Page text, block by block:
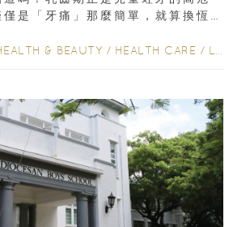
是「牙痛」那麼簡單，就算換恆
& BEAUTY / HEALTH CARE / LIFESTYLE